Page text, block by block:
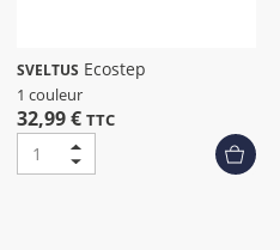
SVELTUS Ecostep
1 couleur
32,99 € TTC